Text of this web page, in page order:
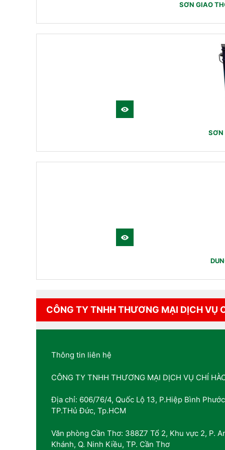
SƠN GIAO
SƠN
CÔNG TY TNHH THƯƠNG MẠI DỊCH VỤ
Thông tin liên hệ
CÔNG TY TNHH THƯƠNG MẠI DỊCH VỤ CHÍ
Địa chỉ: 606/76/4, Quốc Lộ 13, P.Hiệp Bình
TP.THủ Đức, Tp.HCM
Văn phòng Cần Thơ: 388Z7 Tổ 2, Khu vực 2, P.
Khánh, Q. Ninh Kiều, TP. Cần Thơ